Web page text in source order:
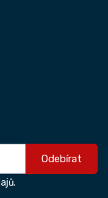
Odebírat